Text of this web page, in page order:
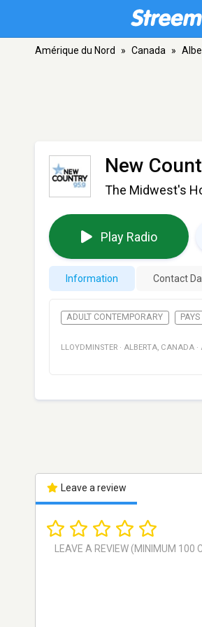
Amérique du Nord » Canada »
New
The Midwest's
Play Radio
Information Contact
ADULT CONTEMPORARY PAYS
LLOYDMINSTER · ALBERTA, CANADA ·
Leave a review